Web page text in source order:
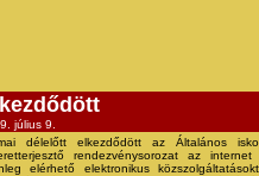
július 9.
délelőtt elkezdődött az Általános
rendezvénysorozat az
elérhető elektronikus